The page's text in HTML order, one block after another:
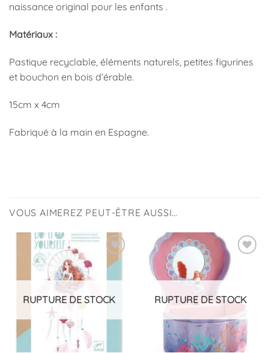
naissance original pour les enfants .
Matériaux :
Pastique recyclable, éléments naturels, petites figurines
et bouchon en bois d’érable.
15cm x 4cm
Fabriqué à la main en Espagne.
VOUS AIMEREZ PEUT-ÊTRE AUSSI…
Ajouter
à la
liste
RUPTURE DE STOCK
Ajouter
RUPTURE DE STOCK